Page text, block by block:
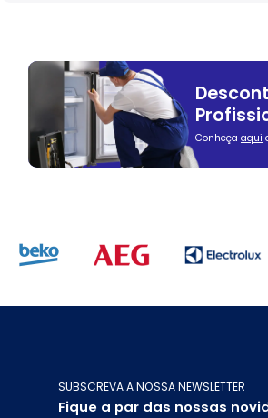
Conheça aqui
SUBSCREVA A NOSSA NEWSLETTER
Fique a par das nossas